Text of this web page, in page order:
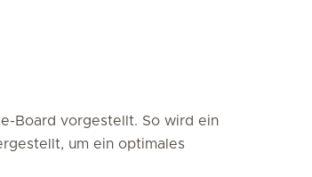
Board vorgestellt. So wird ein
um ein optimales